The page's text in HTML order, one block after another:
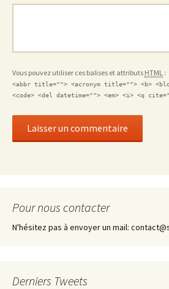
Vous pouvez utiliser ces balises et attributs HTML :
<abbr title=""> <acronym title=""> <b>
<code> <del datetime=""> <em> <i> <q
Pour nous contacter
N'hésitez pas à envoyer un mail:
Derniers Tweets